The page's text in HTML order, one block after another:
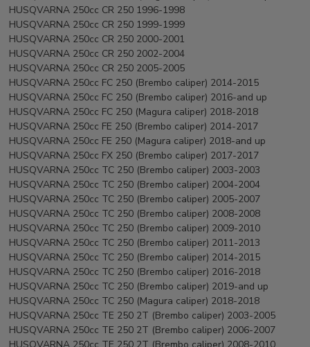
HUSQVARNA 250cc CR 250 1996-1998
HUSQVARNA 250cc CR 250 1999-1999
HUSQVARNA 250cc CR 250 2000-2001
HUSQVARNA 250cc CR 250 2002-2004
HUSQVARNA 250cc CR 250 2005-2005
HUSQVARNA 250cc FC 250 (Brembo caliper) 2014-2015
HUSQVARNA 250cc FC 250 (Brembo caliper) 2016-and up
HUSQVARNA 250cc FC 250 (Magura caliper) 2018-2018
HUSQVARNA 250cc FE 250 (Brembo caliper) 2014-2017
HUSQVARNA 250cc FE 250 (Magura caliper) 2018-and up
HUSQVARNA 250cc FX 250 (Brembo caliper) 2017-2017
HUSQVARNA 250cc TC 250 (Brembo caliper) 2003-2003
HUSQVARNA 250cc TC 250 (Brembo caliper) 2004-2004
HUSQVARNA 250cc TC 250 (Brembo caliper) 2005-2007
HUSQVARNA 250cc TC 250 (Brembo caliper) 2008-2008
HUSQVARNA 250cc TC 250 (Brembo caliper) 2009-2010
HUSQVARNA 250cc TC 250 (Brembo caliper) 2011-2013
HUSQVARNA 250cc TC 250 (Brembo caliper) 2014-2015
HUSQVARNA 250cc TC 250 (Brembo caliper) 2016-2018
HUSQVARNA 250cc TC 250 (Brembo caliper) 2019-and up
HUSQVARNA 250cc TC 250 (Magura caliper) 2018-2018
HUSQVARNA 250cc TE 250 2T (Brembo caliper) 2003-2005
HUSQVARNA 250cc TE 250 2T (Brembo caliper) 2006-2007